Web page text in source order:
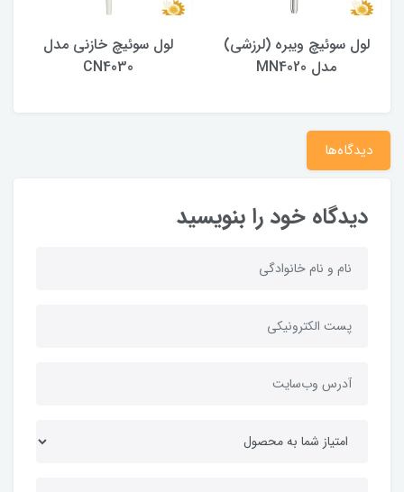
لول سوئیچ ویبره (لرزشی)
مدل MN4020
لول سوئیچ خازنی مدل
CN4030
دیدگاه‌ها
دیدگاه خود را بنویسید